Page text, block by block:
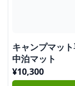
キャンプマッ
中泊マット
¥10,300